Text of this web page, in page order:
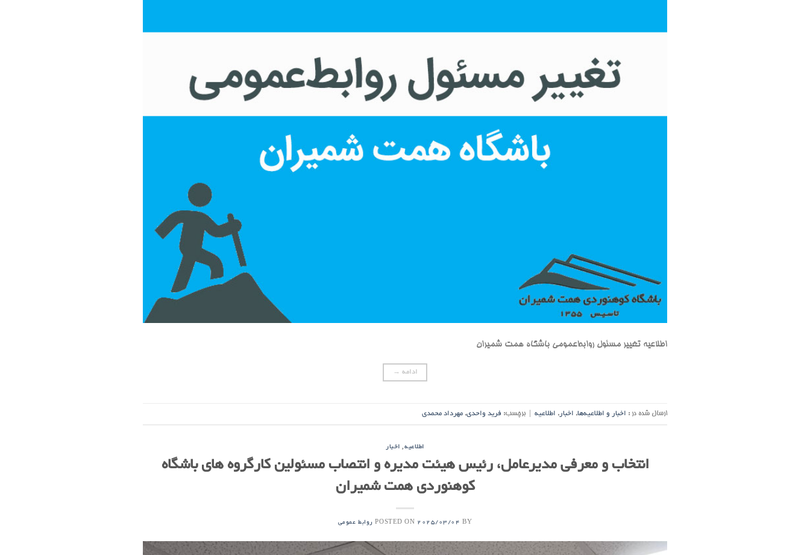
اطلاعیه تغییر مسئول روابط‌عمومی باشگاه همت شمیران
ادامه →
ارسال شده در : اخبار و اطلاعیه‌ها, اخبار , اطلاعیه برچسب: فرید واحدی, مهرداد محمدی
اطلاعیه, اخبار
انتخاب و معرفی مدیرعامل، رئیس هیئت مدیره و انتصاب مسئولین کارگروه های باشگاه
کوهنوردی همت شمیران
POSTED ON 2025/03/04 BY روابط عمومی